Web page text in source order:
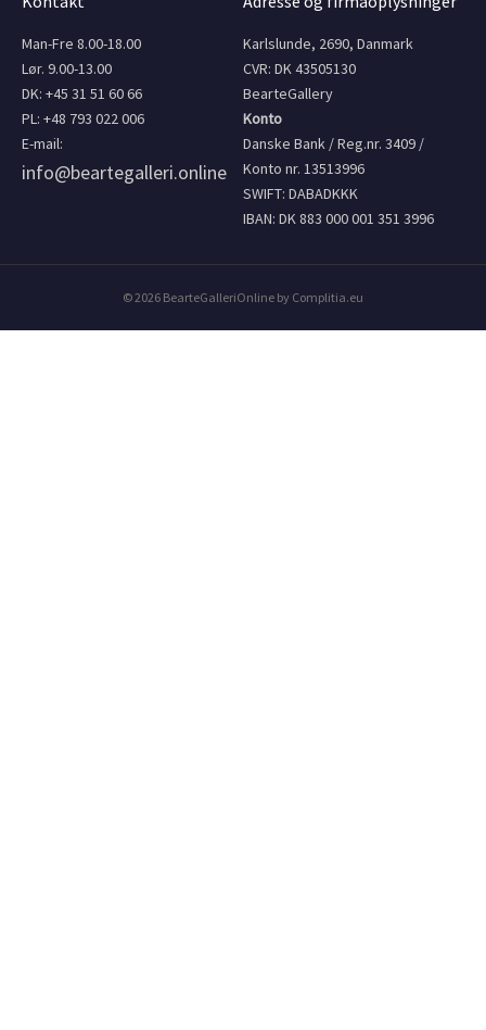
Man-Fre 8.00-18.00
Lør. 9.00-13.00
DK: +45 31 51 60 66
PL: +48 793 022 006
E-mail:
info@beartegalleri.online
Karlslunde, 2690, Danmark
CVR: DK 43505130
BearteGallery
Konto
Danske Bank / Reg.nr. 3409 /
Konto nr. 13513996
SWIFT: DABADKKK
IBAN: DK 883 000 001 351 3996
© 2026 BearteGalleriOnline by Complitia.eu